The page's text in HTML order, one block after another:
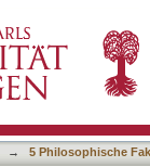
→ 5 Philosophische